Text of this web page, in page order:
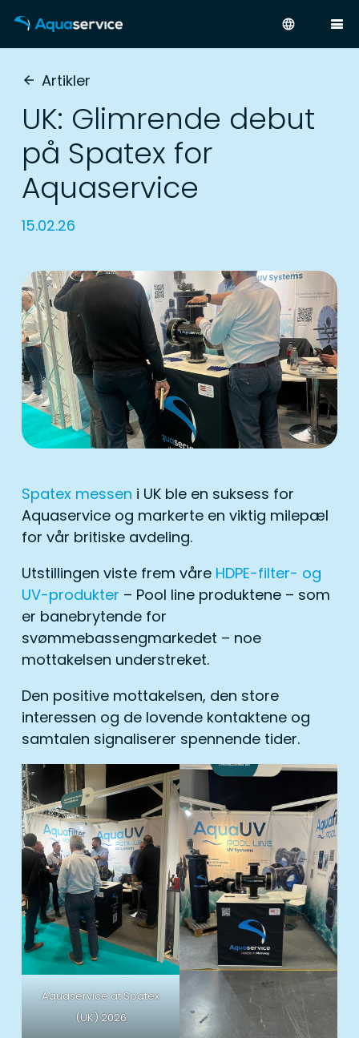
language
arrow_back Artikler
UK: Glimrende debut
på Spatex for
Aquaservice
15.02.26
Spatex messen i UK ble en suksess for
Aquaservice og markerte en viktig milepæl
for vår britiske avdeling.
Utstillingen viste frem våre HDPE-filter- og
UV-produkter – Pool line produktene – som
er banebrytende for
svømmebassengmarkedet – noe
mottakelsen understreket.
Den positive mottakelsen, den store
interessen og de lovende kontaktene og
samtalen signaliserer spennende tider.
Aquaservice at Spatex
(UK) 2026